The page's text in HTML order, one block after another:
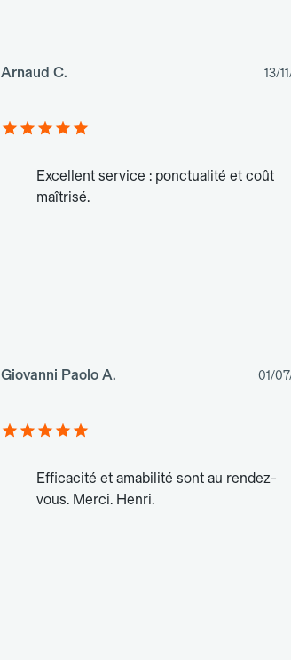
Arnaud C. 13/
Excellent service : ponctualité et coût
maîtrisé.
Giovanni Paolo A. 01/
Efficacité et amabilité sont au rendez-
vous. Merci. Henri.